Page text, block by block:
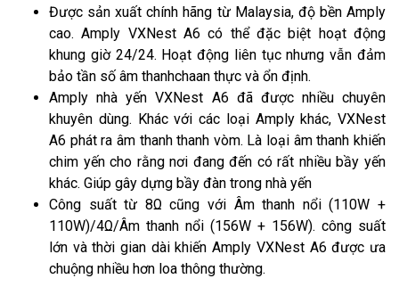
Được sản xuất chính hãng từ Malaysia, độ bền Amply
cao. Amply VXNest A6 có thể đặc biệt hoạt động
khung giờ 24/24. Hoạt động liên tục nhưng vẫn đảm
bảo tần số âm thanhchaan thực và ổn định.
Amply nhà yến VXNest A6 đã được nhiều chuyên
khuyên dùng. Khác với các loại Amply khác, VXNest
A6 phát ra âm thanh thanh vòm. Là loại âm thanh khiến
chim yến cho rằng nơi đang đến có rất nhiều bầy yến
khác. Giúp gây dựng bầy đàn trong nhà yến
Công suất từ 8Ω cũng với Âm thanh nổi (110W +
110W)/4Ω/Âm thanh nổi (156W + 156W). công suất
lớn và thời gian dài khiến Amply VXNest A6 được ưa
chuộng nhiều hơn loa thông thường.